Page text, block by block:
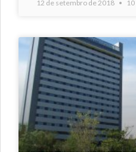
12 de setembro de 2018